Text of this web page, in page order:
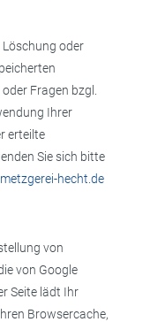
Löschung oder
Fragen bzgl.
Ihrer
erteilte
Sie sich bitte
hecht.de
von
von Google
Seite lädt Ihr
Browsercache,